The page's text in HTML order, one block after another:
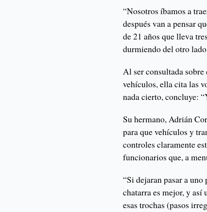
“Nosotros íbamos a
después van a pensar
de 21 años que lleva
durmiendo del otro
Al ser consultada
vehículos, ella cita las
nada cierto, concluye:
Su hermano, Adrián
para que vehículos y
controles claramente
funcionarios que, a
“Si dejaran pasar a
chatarra es mejor, y así
esas trochas (pasos